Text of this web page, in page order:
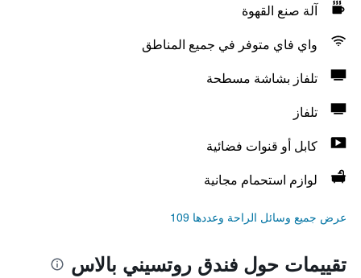
آلة صنع القهوة
واي فاي متوفر في جميع المناطق
تلفاز بشاشة مسطحة
تلفاز
كابل أو قنوات فضائية
لوازم استحمام مجانية
عرض جميع وسائل الراحة وعددها 109
تقييمات حول فندق روتسيني بالاس